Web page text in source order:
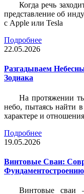
Когда речь
представление об
с Apple или Tesla
Подробнее
22.05.2026
Разгадываем
Зодиака
На протяжении
небо, пытаясь найти
характере и
Подробнее
19.05.2026
Винтовые Сваи:
Фундаментостроению
Винтовые сваи